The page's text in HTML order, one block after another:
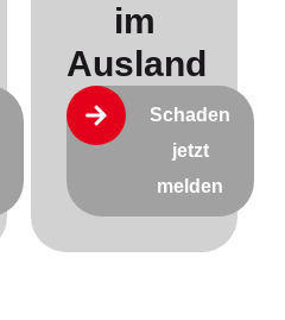
im
Ausland
Schaden
jetzt
melden